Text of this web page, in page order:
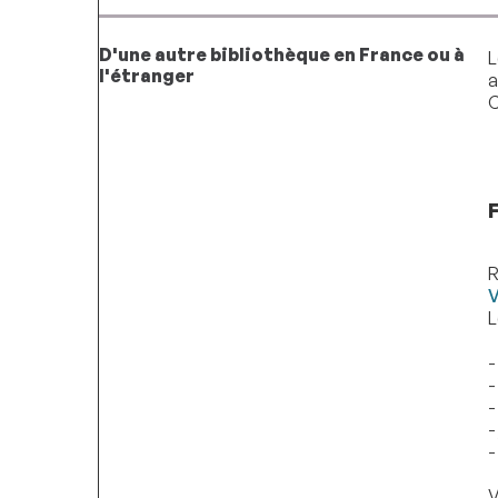
D'une autre bibliothèque en France ou à
l'étranger